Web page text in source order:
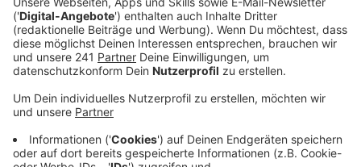
Veröffentlicht:Dienstag, 13.06.2023 14:07
Anzeige
Die hohen Energiepreise und die gestiegene Inflation
haben letztes Jahr zu einer großen Belastung und
Unsicherheit bei vielen Menschen in der Stadt geführt,